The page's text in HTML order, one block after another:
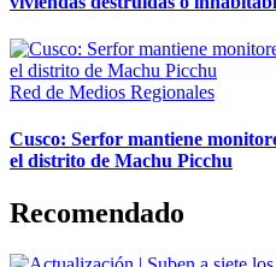
Red de Medios Regionales
Cusco: Serfor mantiene
el distrito de Machu Picchu
Recomendado